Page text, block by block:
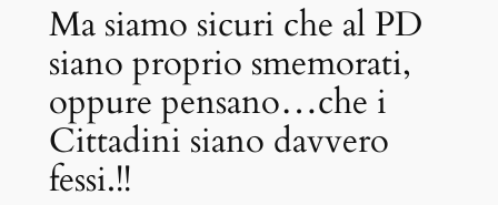
Ma siamo sicuri che al PD
siano proprio smemorati,
oppure pensano…che i
Cittadini siano davvero
fessi.!!